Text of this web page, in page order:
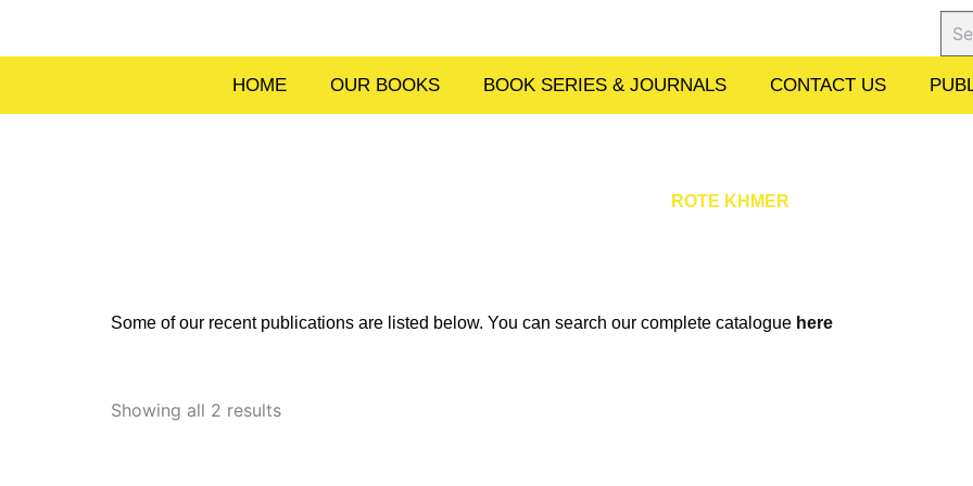
HOME OUR BOOKS BOOK SERIES & JOURNALS CONTACT US
ROTE KHMER
Some of our recent publications are listed below. You can search our complete catalogue here
Showing all 2 resultsby